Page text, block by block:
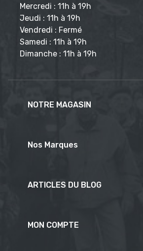
Mercredi : 11h à 19h
Jeudi : 11h à 19h
Vendredi : Fermé
Samedi : 11h à 19h
Dimanche : 11h à 19h
NOTRE MAGASIN
Nos Marques
ARTICLES DU BLOG
MON COMPTE